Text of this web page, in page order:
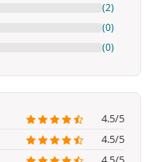
(2)
(0)
(0)
4.5/5
4.5/5